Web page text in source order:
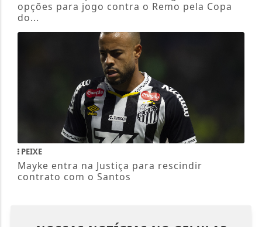
Mayke entra na Justiça para rescindir
contrato com o Santos
NOSSAS NOTÍCIAS